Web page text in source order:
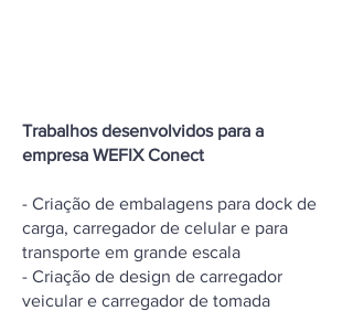
Trabalhos desenvolvidos para a
empresa WEFIX Conect
- Criação de embalagens para dock de
carga, carregador de celular e para
transporte em grande escala
- Criação de design de carregador
veicular e carregador de tomada